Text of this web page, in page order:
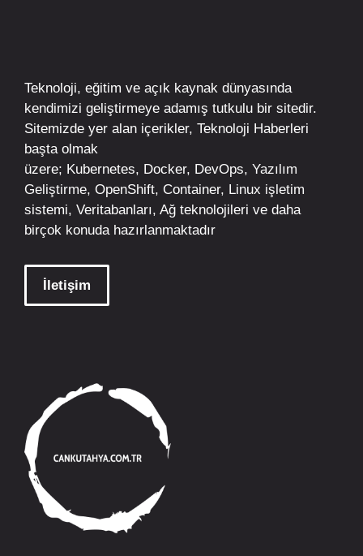
Teknoloji, eğitim ve açık kaynak dünyasında
kendimizi geliştirmeye adamış tutkulu bir sitedir.
Sitemizde yer alan içerikler, Teknoloji Haberleri
başta olmak
üzere; Kubernetes, Docker, DevOps, Yazılım
Geliştirme, OpenShift, Container, Linux işletim
sistemi, Veritabanları, Ağ teknolojileri ve daha
birçok konuda hazırlanmaktadır
İletişim